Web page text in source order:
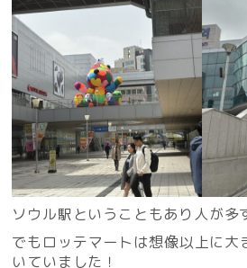
ソウル駅ということもあり人が多
でもロッテマートは想像以上に大
いていました！